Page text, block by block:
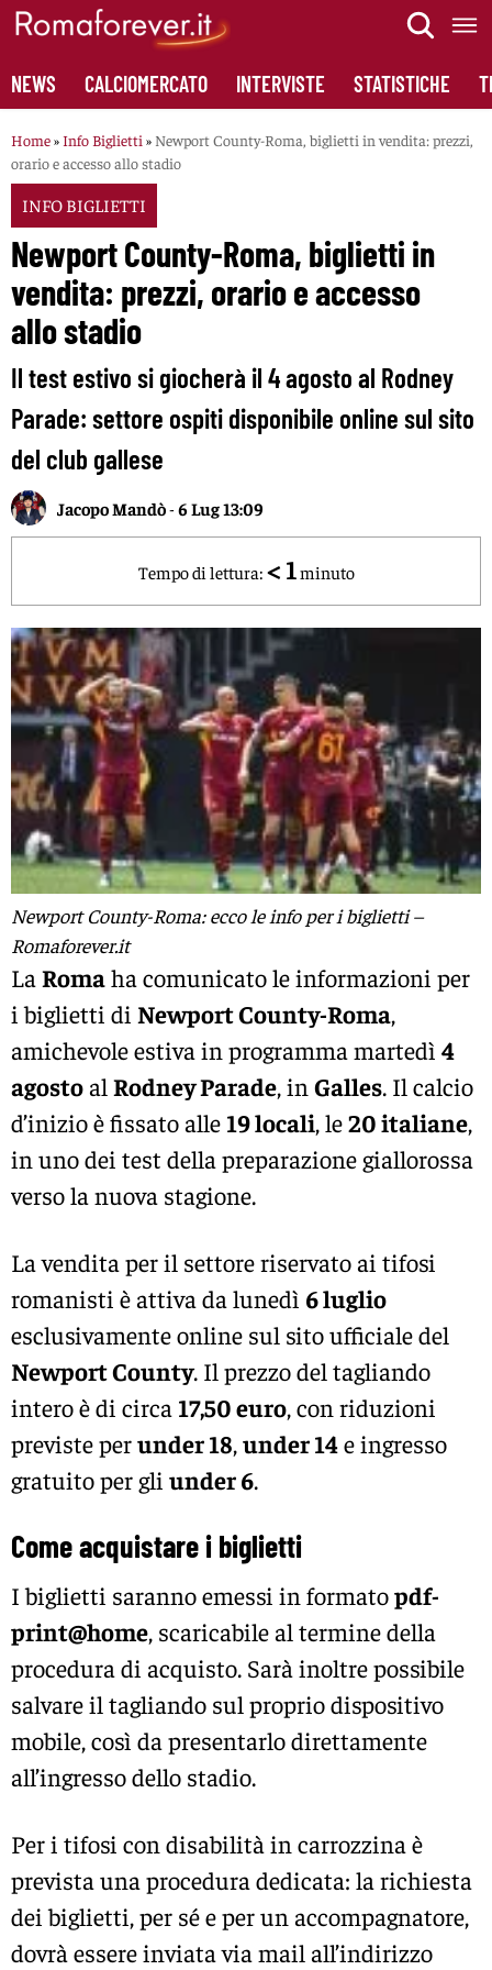
Skip
content
NEWS CALCIOMERCATO INTERVISTE STATISTICHE
Home»Info Biglietti » Newport County-Roma, biglietti in vendita: prezzi,
orario e accesso allo stadio
INFO BIGLIETTI
Newport County-Roma, biglietti in
vendita: prezzi, orario e accesso
allo stadio
Il test estivo si giocherà il 4 agosto al Rodney
Parade: settore ospiti disponibile online sul sito
del club gallese
Jacopo Mandò-6 Lug 13:09
Tempo di lettura: < 1 minuto
Newport County-Roma: ecco le info per i biglietti –
Romaforever.it
La Romaha comunicato le informazioni per
i biglietti di Newport County-Roma,
amichevole estiva in programma martedì 4
agostoal Rodney Parade, in Galles. Il calcio
d’inizio è fissato alle 19 locali, le20 italiane,
in uno dei test della preparazione giallorossa
verso la nuova stagione.
La vendita per il settore riservato ai tifosi
romanisti è attiva da lunedì 6 luglio
esclusivamente online sul sito ufficiale del
Newport County. Il prezzo del tagliando
intero è di circa 17,50 euro, con riduzioni
previste perunder 18,under 14e ingresso
gratuito per gli under 6.
Come acquistare i biglietti
I biglietti saranno emessi in formatopdf-
print@home, scaricabile al termine della
procedura di acquisto. Sarà inoltre possibile
salvare il tagliando sul proprio dispositivo
mobile, così da presentarlo direttamente
all’ingresso dello stadio.
Per i tifosi con disabilità in carrozzina è
prevista una procedura dedicata: la richiesta
dei biglietti, per sé e per un accompagnatore,
dovrà essere inviata via mail all’indirizzo